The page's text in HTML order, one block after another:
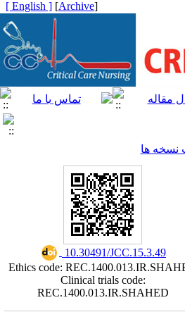
[
Archive
]
[ English ]
ها
‎ 10.30491/JCC.15.3.49
Ethics code:
Clinical trials code:
REC.1400.013.IR.SHAHED